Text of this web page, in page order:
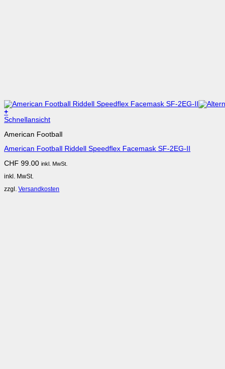
+
Dieses
weist
Varianten
Die
Optionen
können
auf
Schnellansicht
American Football
American Football Riddell Speedflex Facemask SF-2EG-II
CHF 99.00 inkl. MwSt.
inkl. MwSt.
zzgl. Versandkosten